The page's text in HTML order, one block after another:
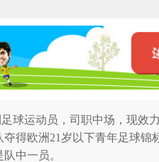
球运动员，司职中场，现效
得欧洲21岁以下青年足球锦
中一员。